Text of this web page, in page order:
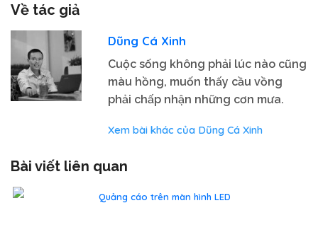
Về tác giả
Dũng Cá Xinh
Cuộc sống không phải lúc nào cũng
màu hồng, muốn thấy cầu vồng
phải chấp nhận những cơn mưa.
Xem bài khác của Dũng Cá Xinh
Bài viết liên quan